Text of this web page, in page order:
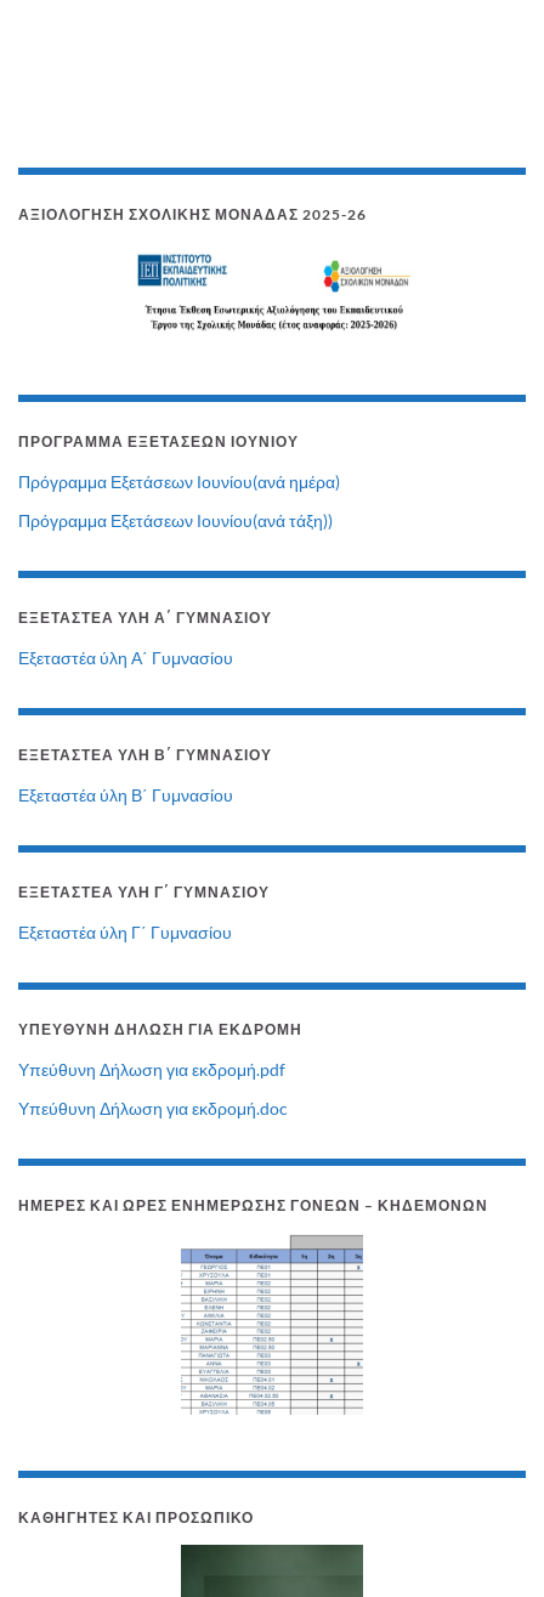
ΑΞΙΟΛΌΓΗΣΗ ΣΧΟΛΙΚΉΣ ΜΟΝΆΔΑΣ 2025-26
ΠΡΌΓΡΑΜΜΑ ΕΞΕΤΆΣΕΩΝ ΙΟΥΝΊΟΥ
Πρόγραμμα Εξετάσεων Ιουνίου(ανά ημέρα)
Πρόγραμμα Εξετάσεων Ιουνίου(ανά τάξη))
ΕΞΕΤΑΣΤΈΑ ΎΛΗ Α΄ ΓΥΜΝΑΣΊΟΥ
Εξεταστέα ύλη Α΄ Γυμνασίου
ΕΞΕΤΑΣΤΈΑ ΎΛΗ Β΄ ΓΥΜΝΑΣΊΟΥ
Εξεταστέα ύλη Β΄ Γυμνασίου
ΕΞΕΤΑΣΤΈΑ ΎΛΗ Γ΄ ΓΥΜΝΑΣΊΟΥ
Εξεταστέα ύλη Γ΄ Γυμνασίου
ΥΠΕΎΘΥΝΗ ΔΉΛΩΣΗ ΓΙΑ ΕΚΔΡΟΜΉ
Υπεύθυνη Δήλωση για εκδρομή.pdf
Υπεύθυνη Δήλωση για εκδρομή.doc
ΗΜΈΡΕΣ ΚΑΙ ΏΡΕΣ ΕΝΗΜΈΡΩΣΗΣ ΓΟΝΈΩΝ – ΚΗΔΕΜΌΝΩΝ
ΚΑΘΗΓΗΤΈΣ ΚΑΙ ΠΡΟΣΩΠΙΚΌ